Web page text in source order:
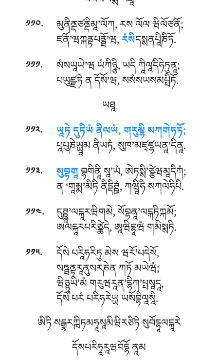
༡༡༠. མུནིནྡཙནྡིམཱ’ལོཀ, རས ལོལ ཝིལོཙནོ;
ཛནོ’ཝཀྐནྟཔནྠོ’ཝ,རཾསིདསྶནཔཱིཎིཏོ.
༡༡༡. སཾསཡཱཡེ’ཝ ཡཾཀིཉྩི, ཡདི ཀཱིལཱ༹དིཧེཏུནཱ;
པཡུཛྫཏེ ན དོསོ’ཝ, སསཾསཡསམཔྤིཏོ.
ཡཐཱ
༡༡༢. ཡཱཏེ དུཏིཡཾ ནིལཡཾ, གརུམྷི སཀགེཧཏོ;
པཱཔུཎེཡྻཱམ ནིཡཏཾ, སུཁ’མཛ྄ཛྷཡནཱ’དིནཱ.
༡༡༣. སུབྷགཱབྷགིནཱི སཱ’ཡཾ, ཨེཏསྶི’ཙྩེཝམཱདིཀཾ;
ན ‘གཱམྨ’མིཏི ནིདྡིཊྛཾ, ཀཝཱིཧི སཀལེཧིཔི.
༡༡༤. དུཊྛཱ’ལངྐཱརཝིགམེ, སོབྷནཱ’ལངྐཏིཀྐམོ;
ཨལངྐཱརཔརིཙྪེདེ, ཨཱཝིབྷཱཝཾ གམིསྶཏི.
༡༡༥. དོསེ པརཱིཧརིཏུ མེས ཝརོ’པདེསོ,
སཏྠནྟརཱནུསརཎེན ཀཏོ མཡེཝཾ;
ཝིཉྙཱཡི’མཾ གརུཝརཱན’དྷིཀ’པྤསཱདཱ,
དོསེ པརཾ པརིཧརེཡྻ ཡསོབྷིལཱསཱི.
ཨིཏི སངྒྷརཀྑིཏམཧཱསཱམིཝིརཙིཏེ སུབོདྷཱལངྐཱརེ
དོསཔརིཧཱརཱཝབོདྷོ ནཱམ